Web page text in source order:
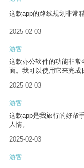
这款app的路线规划非常
2025-02-03
游客
这款办公软件的功能非
面。我可以使用它来完成
2025-02-03
游客
这款app是我旅行的好帮
人情。
2025-02-03
游客